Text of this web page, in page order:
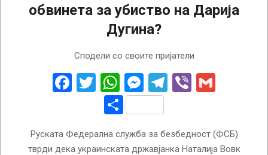
обвинета за убиство на Дарија
Дугина?
Сподели со своите пријатели
Facebook
Twitter
WhatsApp
Messenger
Telegram
Viber
Share
Руската Федерална служба за безбедност (ФСБ)
тврди дека украинската државјанка Наталија Вовк